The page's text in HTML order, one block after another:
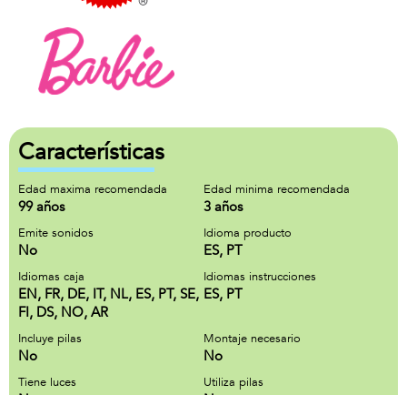
Características
Edad maxima recomendada
99 años
Edad minima recomendada
3 años
Emite sonidos
No
Idioma producto
ES, PT
Idiomas caja
EN, FR, DE, IT, NL, ES, PT, SE,
FI, DS, NO, AR
Idiomas instrucciones
ES, PT
Incluye pilas
No
Montaje necesario
No
Tiene luces Utiliza pilas